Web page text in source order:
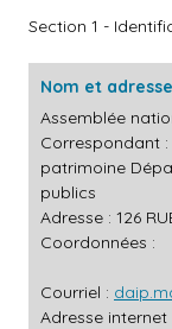
Section 1 -
Nom et
Assemblée
Correspondant
patrimoine
publics
Adresse : 126
Coordonnées :
Courriel :
Adresse internet